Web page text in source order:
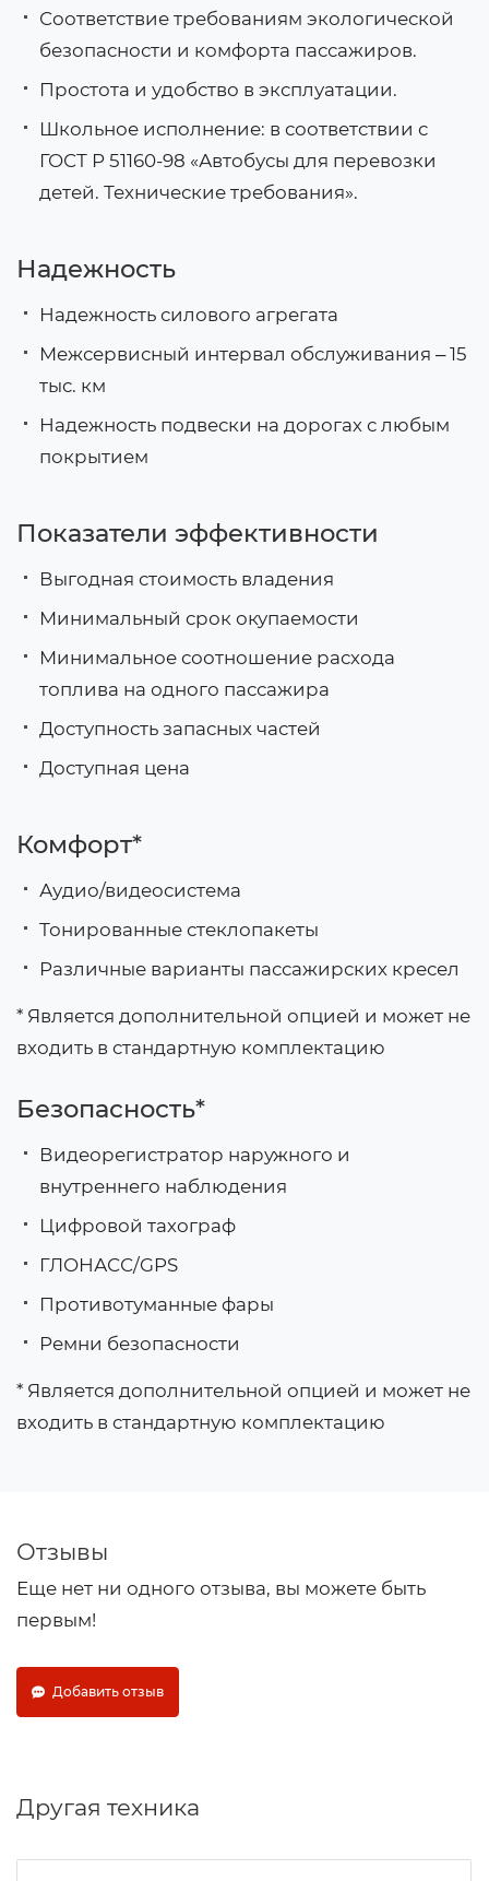
Соответствие требованиям экологической
безопасности и комфорта пассажиров.
Простота и удобство в эксплуатации.
Школьное исполнение: в соответствии с
ГОСТ Р 51160-98 «Автобусы для перевозки
детей. Технические требования».
Надежность
Надежность силового агрегата
Межсервисный интервал обслуживания ‒ 15
тыс. км
Надежность подвески на дорогах с любым
покрытием
Показатели эффективности
Выгодная стоимость владения
Минимальный срок окупаемости
Минимальное соотношение расхода
топлива на одного пассажира
Доступность запасных частей
Доступная цена
Комфорт*
Аудио/видеосистема
Тонированные стеклопакеты
Различные варианты пассажирских кресел
* Является дополнительной опцией и может не
входить в стандартную комплектацию
Безопасность*
Видеорегистратор наружного и
внутреннего наблюдения
Цифровой тахограф
ГЛОНАСС/GPS
Противотуманные фары
Ремни безопасности
* Является дополнительной опцией и может не
входить в стандартную комплектацию
Отзывы
Еще нет ни одного отзыва, вы можете быть
первым!
Добавить отзыв
Другая техника